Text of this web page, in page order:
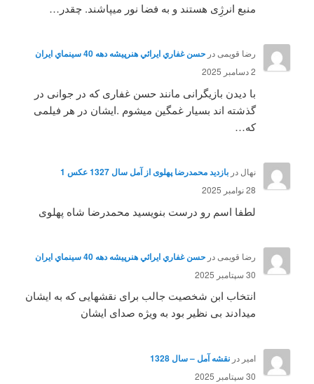
منبع انرژِی هستند و به فضا نور میپاشند. چقدر…
رضا قویمیدر حسن غفاري ايرائي هنرپيشه دهه 40 سينماي ايران
2 دسامبر 2025
با دیدن بازیگرانی مانند حسن غفاری که در جوانی در
گذشته اند بسیار غمگین میشوم .ایشان در هر فیلمی
که…
نهال در بازدید محمدرضا پهلوی از آمل سال 1327 عکس 1
28 نوامبر 2025
لطفا اسم رو درست بنویسید محمدرضا شاه پهلوی
رضا قویمی در حسن غفاري ايرائي هنرپيشه دهه 40 سينماي ايران
30 سپتامبر 2025
انتخاب ابن شخصیت جالب برای نقشهایی که به ایشان
میدادند بی نظیر بود به ویژه صدای ایشان
امیر در نقشه آمل – سال 1328
30 سپتامبر 2025